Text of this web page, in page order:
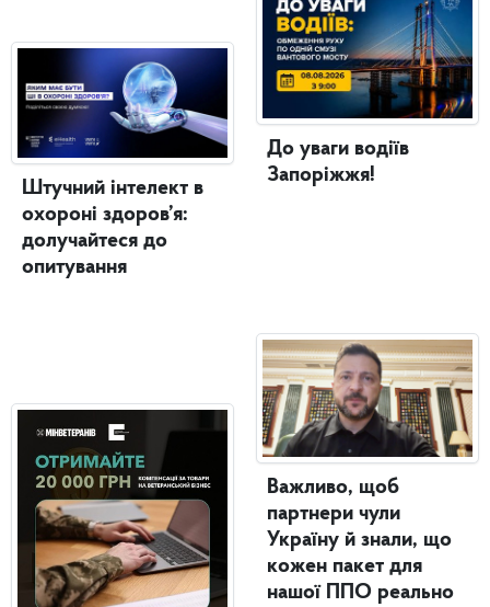
Штучний інтелект в
охороні здоров’я:
долучайтеся до
опитування
До уваги водіїв
Запоріжжя!
Важливо, щоб
партнери чули
Україну й знали, що
кожен пакет для
нашої ППО реально